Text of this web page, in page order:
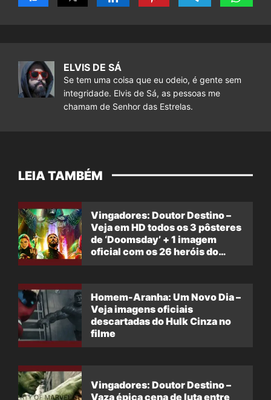
ELVIS DE SÁ
Se tem uma coisa que eu odeio, é gente sem
integridade. Elvis de Sá, as pessoas me
chamam de Senhor das Estrelas.
LEIA TAMBÉM
Vingadores: Doutor Destino –
Veja em HD todos os 3 pôsteres
de ‘Doomsday’ + 1 imagem
oficial com os 26 heróis do
Homem-Aranha: Um Novo Dia –
Veja imagens oficiais
descartadas do Hulk Cinza no
filme
Vingadores: Doutor Destino –
Vaza épica cena de luta entre